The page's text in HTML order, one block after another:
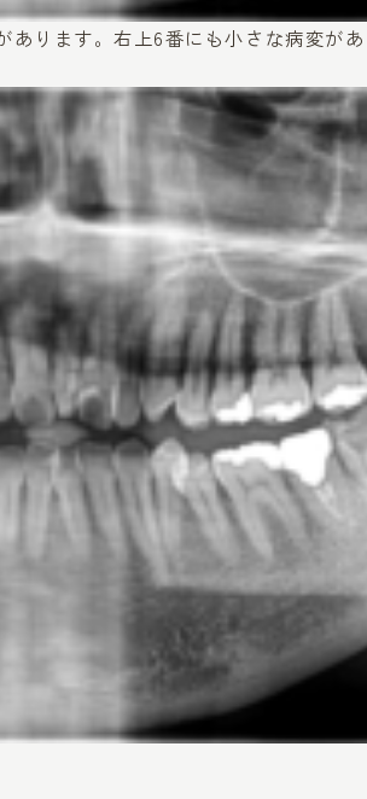
ります。右上6番にも小さな病変があ